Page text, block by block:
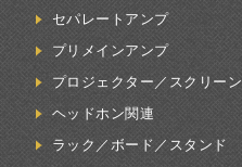
セパレートアンプ
プリメインアンプ
プロジェクター／スクリーン
ヘッドホン関連
ラック／ボード／スタンド